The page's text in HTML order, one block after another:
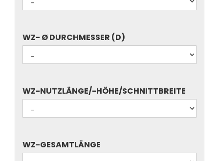
WZ-
Ø
DURCHMESSER
WZ- Ø DURCHMESSER (D)
WZ-
NUTZLÄNGE/-
HÖHE/SCHNITTBREITE
WZ-NUTZLÄNGE/-HÖHE/SCHNITTBREITE
WZ-
GESAMTLÄNGE
WZ-GESAMTLÄNGE